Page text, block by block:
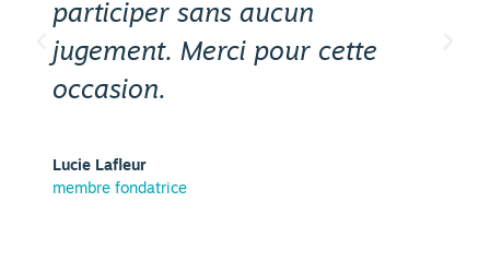
sans aucun
Merci pour cette
Lafleur
fondatrice